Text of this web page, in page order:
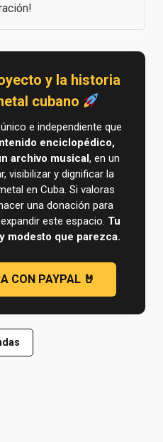
y la historia
cubano
e independiente que
enciclopédico,
archivo musical, en un
visibilizar y dignificar la
en Cuba. Si valoras
una donación para
este espacio. Tu
modesto que parezca.